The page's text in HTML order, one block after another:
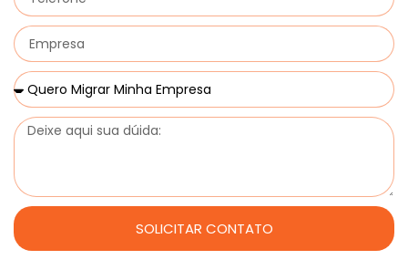
SOLICITAR CONTATO